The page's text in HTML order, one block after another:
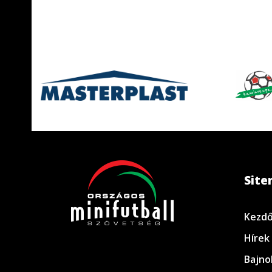
Hírek